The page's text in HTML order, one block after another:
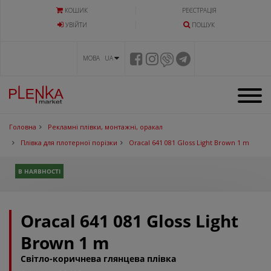
КОШИК
РЕЄСТРАЦІЯ
УВIЙТИ
ПОШУК
МОВА UA
Головна
Рекламні плівки, монтажні, оракал
Плівка для плотерної порізки
Oracal 641 081 Gloss Light Brown 1 m
В НАЯВНОСТІ
Oracal 641 081 Gloss Light
Brown 1 m
Світло-коричнева глянцева плівка